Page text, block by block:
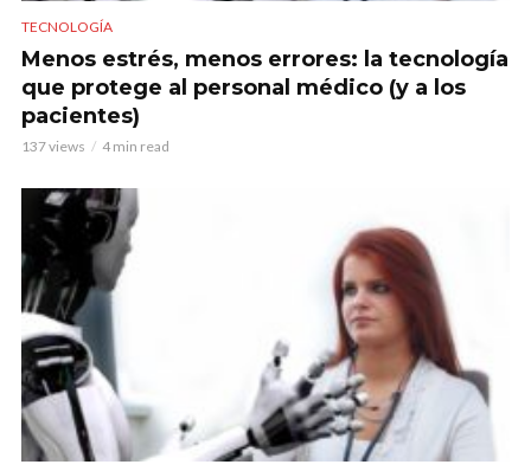
TECNOLOGÍA
Menos estrés, menos errores: la tecnología
que protege al personal médico (y a los
pacientes)
137 views 4 min read